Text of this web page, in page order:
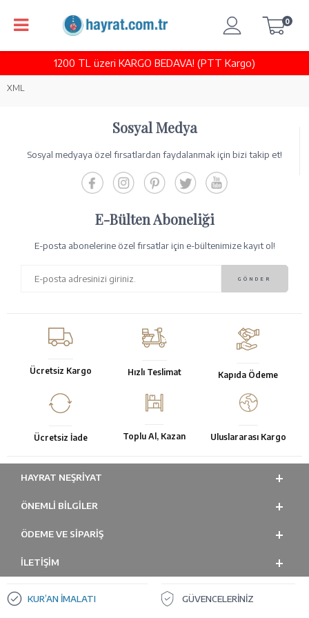
1200 TL üzeri KARGO BEDAVA! (PTT Kargo)
0
XML
Sosyal Medya
Sosyal medyaya özel fırsatlardan faydalanmak için bizi takip et!
E-Bülten Aboneliği
E-posta abonelerine özel fırsatlar için e-bültenimize kayıt ol!
Ücretsiz Kargo Hızlı Teslimat Kapıda Ödeme
Ücretsiz İade Toplu Al, Kazan Uluslararası Kargo
HAYRAT NEŞRIYAT
ÖNEMLI BILGILER
ÖDEME VE SİPARİŞ
İLETİŞİM
KUR’AN İMALATI GÜVENCELERİNİZ